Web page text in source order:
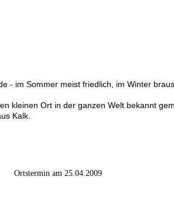
- im Sommer meist friedlich, im Winter
kleinen Ort in der ganzen Welt bekannt
Kalk.
Ortstermin am 25.04.2009